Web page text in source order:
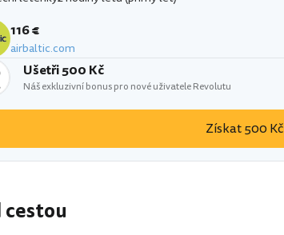
116 €
airbaltic.com
Ušetři 500 Kč
Náš exkluzivní bonus pro nové uživatele Revolutu
Získat 500 Kč
cestou